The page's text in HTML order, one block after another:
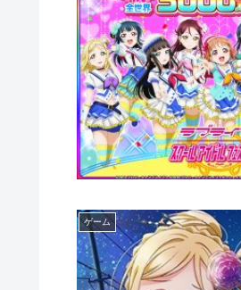
ゲーム